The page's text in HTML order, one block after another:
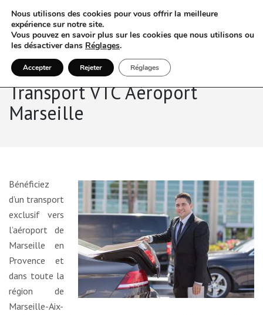
Transport VTC Aéroport
Marseille
Bénéficiez
d’un transport
exclusif vers
l’aéroport de
Marseille en
Provence et
dans toute la
région de
Marseille-Aix-
Nous utilisons des cookies pour vous offrir la meilleure
expérience sur notre site.
Vous pouvez en savoir plus sur les cookies que nous utilisons ou
les désactiver dans Réglages.
Accepter Rejeter Réglages